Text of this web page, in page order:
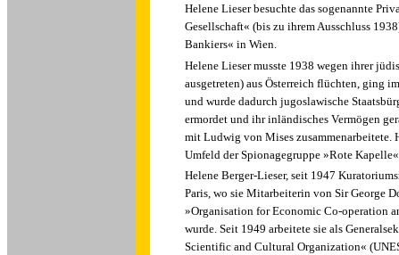
Helene Lieser besuchte das sogenannte
Gesellschaft« (bis zu ihrem Ausschluss
Bankiers« in Wien.
Helene Lieser musste 1938 wegen ihrer
ausgetreten) aus Österreich flüchten, ging
und wurde dadurch jugoslawische
ermordet und ihr inländisches Vermögen
mit Ludwig von Mises zusammenarbeitete.
Umfeld der Spionagegruppe »Rote
Helene Berger-Lieser, seit 1947
Paris, wo sie Mitarbeiterin von Sir George
»Organisation for Economic Co-operation
wurde. Seit 1949 arbeitete sie als
Scientific and Cultural Organization«